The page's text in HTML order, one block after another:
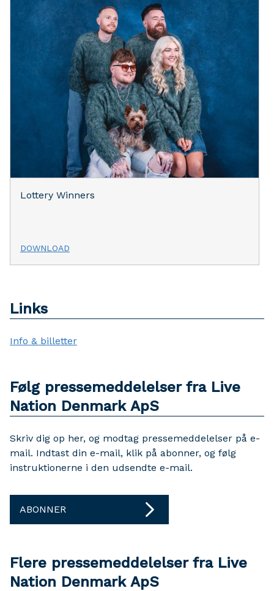
Lottery Winners
DOWNLOAD
Links
Info & billetter
Følg pressemeddelelser fra Live
Nation Denmark ApS
Skriv dig op her, og modtag pressemeddelelser på e-
mail. Indtast din e-mail, klik på abonner, og følg
instruktionerne i den udsendte e-mail.
ABONNER
Flere pressemeddelelser fra Live
Nation Denmark ApS